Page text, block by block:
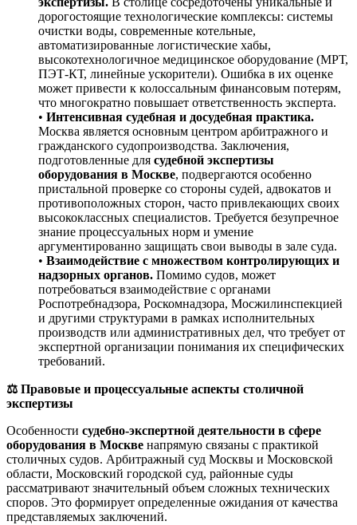
дорогостоящие технологические комплексы: системы
очистки воды, современные котельные,
автоматизированные логистические хабы,
высокотехнологичное медицинское оборудование (МРТ,
ПЭТ-КТ, линейные ускорители). Ошибка в их оценке
может привести к колоссальным финансовым потерям,
что многократно повышает ответственность эксперта.
• Интенсивная судебная и досудебная практика.
Москва является основным центром арбитражного и
гражданского судопроизводства. Заключения,
подготовленные для судебной экспертизы
оборудования в Москве, подвергаются особенно
пристальной проверке со стороны судей, адвокатов и
противоположных сторон, часто привлекающих своих
высококлассных специалистов. Требуется безупречное
знание процессуальных норм и умение
аргументированно защищать свои выводы в зале суда.
• Взаимодействие с множеством контролирующих и
надзорных органов. Помимо судов, может
потребоваться взаимодействие с органами
Роспотребнадзора, Роскомнадзора, Мосжилинспекцией
и другими структурами в рамках исполнительных
производств или административных дел, что требует от
экспертной организации понимания их специфических
требований.
⚖️ Правовые и процессуальные аспекты столичной
экспертизы
Особенности судебно-экспертной деятельности в сфере
оборудования в Москве напрямую связаны с практикой
столичных судов. Арбитражный суд Москвы и Московской
области, Московский городской суд, районные суды
рассматривают значительный объем сложных технических
споров. Это формирует определенные ожидания от качества
представляемых заключений.